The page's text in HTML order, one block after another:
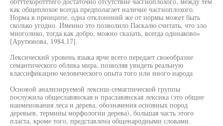
как общеплохое всегда предполагает наличие часгноплохого.
Норма в принципе, одна отклонений же от нормы может быть
сколько угодно. Именно это позволило Паскалю считать, что зло
многолико, тогда как добро, можно сказать, всегда одинаково»
[Арутюнова, 1984,17].
Лексический уровень языка ярче всего передает своеобразие
семантического облика мира, позволяя увидеть реальную
классификацию человеческого опыта того или иного народа
Основой анализируемой лексиш-семагпической группы
послужила общеславянская и праславянская лексика (это общие
наименования леса и дерева, обозначения основных пород
деревьев, термины морфологии дерева), большая часть этого
пласта, кроме того, представлена общенародными словами.